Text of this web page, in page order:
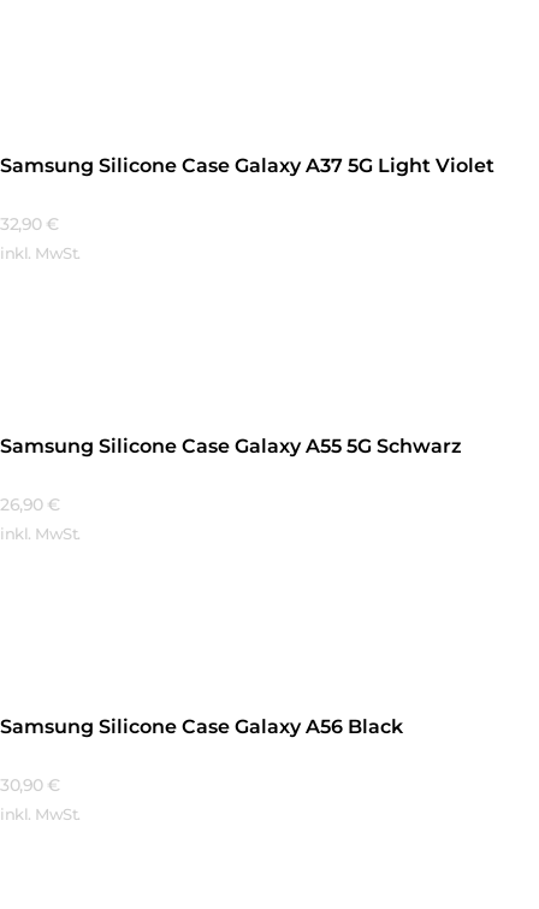
Samsung Silicone Case Galaxy A37 5G Light Violet
32,90 €
inkl. MwSt.
Samsung Silicone Case Galaxy A55 5G Schwarz
26,90 €
inkl. MwSt.
Samsung Silicone Case Galaxy A56 Black
30,90 €
inkl. MwSt.